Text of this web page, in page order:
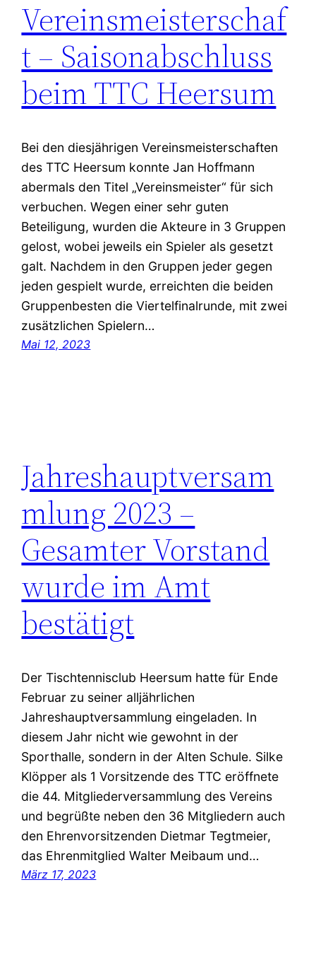
Vereinsmeisterschaf
t – Saisonabschluss
beim TTC Heersum
Bei den diesjährigen Vereinsmeisterschaften
des TTC Heersum konnte Jan Hoffmann
abermals den Titel „Vereinsmeister“ für sich
verbuchen. Wegen einer sehr guten
Beteiligung, wurden die Akteure in 3 Gruppen
gelost, wobei jeweils ein Spieler als gesetzt
galt. Nachdem in den Gruppen jeder gegen
jeden gespielt wurde, erreichten die beiden
Gruppenbesten die Viertelfinalrunde, mit zwei
zusätzlichen Spielern…
Mai 12, 2023
Jahreshauptversam
mlung 2023 –
Gesamter Vorstand
wurde im Amt
bestätigt
Der Tischtennisclub Heersum hatte für Ende
Februar zu seiner alljährlichen
Jahreshauptversammlung eingeladen. In
diesem Jahr nicht wie gewohnt in der
Sporthalle, sondern in der Alten Schule. Silke
Klöpper als 1 Vorsitzende des TTC eröffnete
die 44. Mitgliederversammlung des Vereins
und begrüßte neben den 36 Mitgliedern auch
den Ehrenvorsitzenden Dietmar Tegtmeier,
das Ehrenmitglied Walter Meibaum und…
März 17, 2023